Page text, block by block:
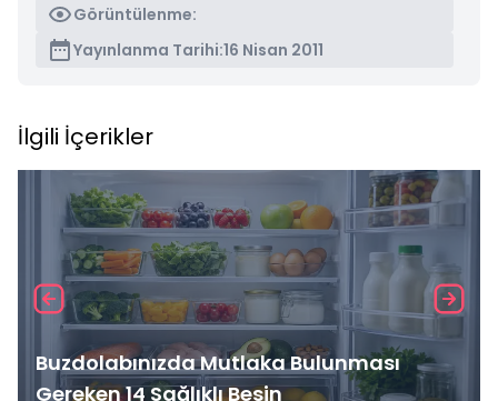
Görüntülenme:
Yayınlanma Tarihi:16 Nisan 2011
İlgili İçerikler
Buzdolabınızda Mutlaka Bulunması
Gereken 14 Sağlıklı Besin